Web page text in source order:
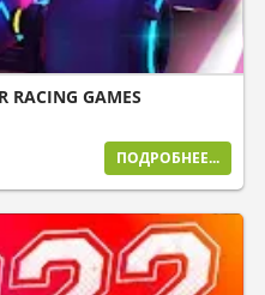
RACING GAMES
ПОДРОБНЕЕ...